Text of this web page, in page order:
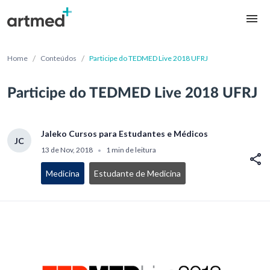
Home / Conteúdos / Participe do TEDMED Live 2018 UFRJ
Participe do TEDMED Live 2018 UFRJ
JC
Jaleko Cursos para Estudantes e Médicos
13 de Nov, 2018 • 1 min de leitura
Medicina Estudante de Medicina